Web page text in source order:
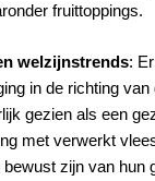
fruittoppings.
welzijnstrends:
in de richting
gezien als een
met verwerkt
zijn van hun